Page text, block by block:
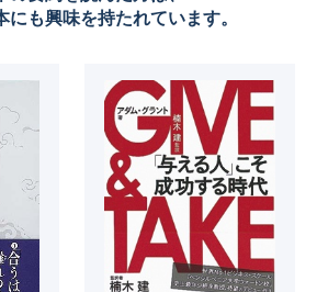
にも興味を持たれています。